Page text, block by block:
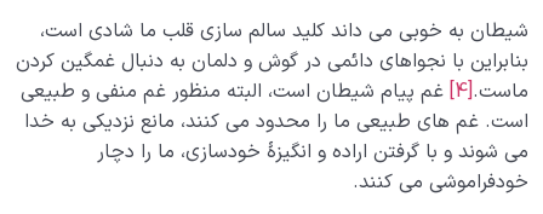
شیطان به خوبی می داند کلید سالم سازی قلب ما شادی است،
بنابراین با نجواهای دائمی در گوش و دلمان به دنبال غمگین کردن
ماست.[4]
غم پیام شیطان است، البته منظور غم منفی و طبیعی
است. غم های طبیعی ما را محدود می کنند، مانع نزدیکی به خدا
می شوند و با گرفتن اراده و انگیزۀ خودسازی، ما را دچار
خودفراموشی می کنند.